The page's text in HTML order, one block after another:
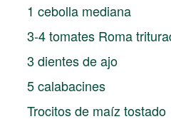
1 cebolla mediana
3-4 tomates Roma
3 dientes de ajo
5 calabacines
Trocitos de maíz tostado